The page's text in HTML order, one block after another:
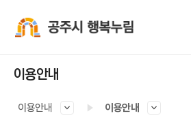
이용안내
이용안내 이용안내